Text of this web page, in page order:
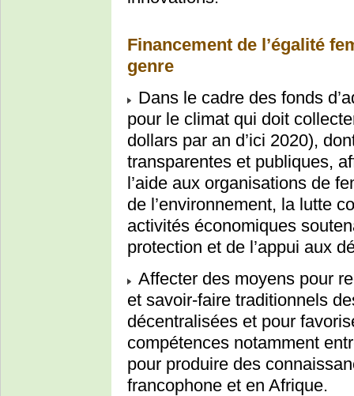
Financement de l’égalité
genre
Dans le cadre des fonds
pour le climat qui doit
dollars par an d’ici 2020),
transparentes et publiques,
l’aide aux organisations de
de l’environnement, la lutte
activités économiques
protection et de l’appui aux
Affecter des moyens pour
et savoir-faire traditionnels
décentralisées et pour
compétences notamment
pour produire des
francophone et en Afrique.